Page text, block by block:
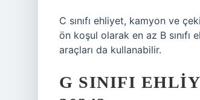
C sınıfı ehliyet, kamyon ve
ön koşul olarak en az B sınıfı
araçları da kullanabilir.
G SINIFI